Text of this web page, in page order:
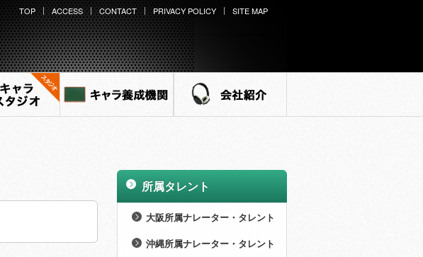
TOP ACCESS CONTACT PRIVACY POLICY SITE MAP
>
所属タレント
大阪所属ナレーター・タレント
男性 (27名)
沖縄所属ナレーター・タレント